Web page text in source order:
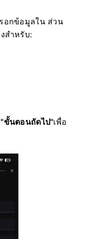
อกข้อมูลใน ส่วน
สำหรับ:
"ขั้นตอนถัดไป"เพื่อ